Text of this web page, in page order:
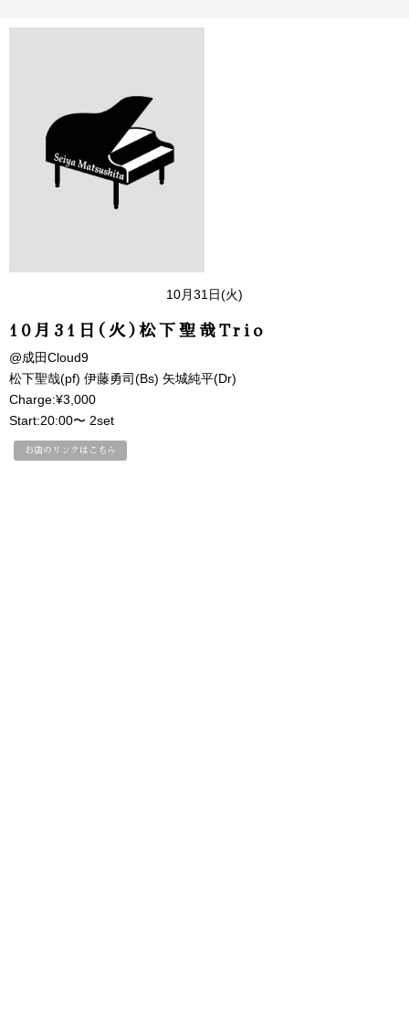
10月31日(火)
10月31日(火)松下聖哉Trio
@成田Cloud9
松下聖哉(pf) 伊藤勇司(Bs) 矢城純平(Dr)
Charge:¥3,000
Start:20:00〜 2set
お店のリンクはこちら